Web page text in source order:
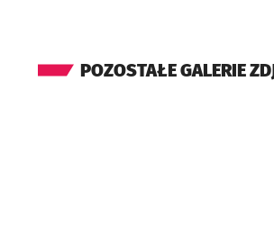
POZOSTAŁE GALERIE